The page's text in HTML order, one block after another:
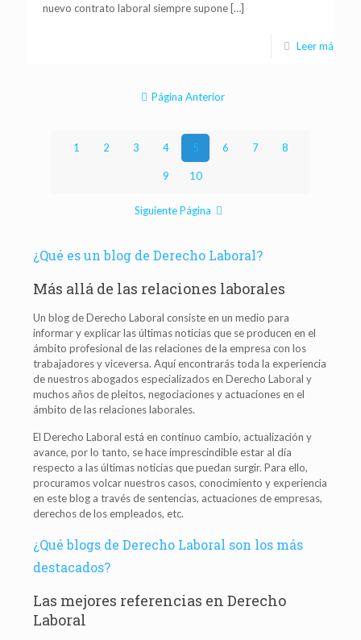
nuevo contrato laboral siempre supone[…]
Leer más
Página Anterior
1 2 3 4 5 6 7 8
9 10
Siguiente Página
¿Qué es un blog de Derecho Laboral?
Más allá de las relaciones laborales
Un blog de Derecho Laboral consiste en un medio para
informar y explicar las últimas noticias que se producen en el
ámbito profesional de las relaciones de la empresa con los
trabajadores y viceversa. Aquí encontrarás toda la experiencia
de nuestros abogados especializados en Derecho Laboral y
muchos años de pleitos, negociaciones y actuaciones en el
ámbito de las relaciones laborales.
El Derecho Laboral está en continuo cambio, actualización y
avance, por lo tanto, se hace imprescindible estar al día
respecto a las últimas noticias que puedan surgir. Para ello,
procuramos volcar nuestros casos, conocimiento y experiencia
en este blog a través de sentencias, actuaciones de empresas,
derechos de los empleados, etc.
¿Qué blogs de Derecho Laboral son los más
destacados?
Las mejores referencias en Derecho
Laboral